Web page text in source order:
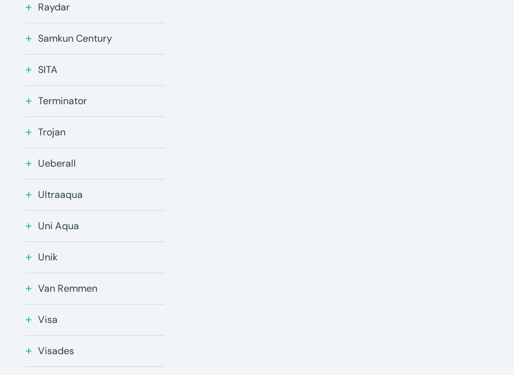
Raydar
Samkun Century
SITA
Terminator
Trojan
Ueberall
Ultraaqua
Uni Aqua
Unik
Van Remmen
Visa
Visades